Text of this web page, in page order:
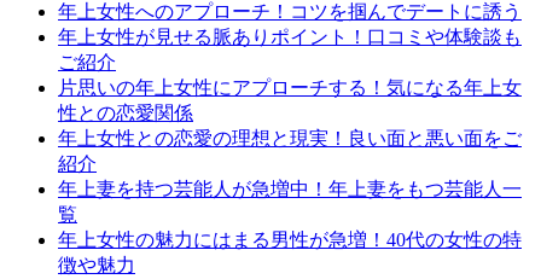
年上女性へのアプローチ！コツを掴んでデートに誘う
年上女性が見せる脈ありポイント！口コミや体験談も
ご紹介
片思いの年上女性にアプローチする！気になる年上女
性との恋愛関係
年上女性との恋愛の理想と現実！良い面と悪い面をご
紹介
年上妻を持つ芸能人が急増中！年上妻をもつ芸能人一
覧
年上女性の魅力にはまる男性が急増！40代の女性の特
徴や魅力